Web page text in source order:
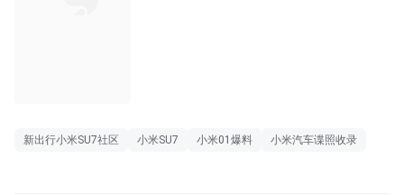
新出行小米SU7社区 小米SU7 小米01爆料 小米汽车谍照收录